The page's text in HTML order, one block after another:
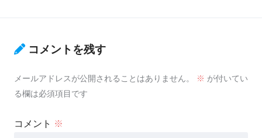
コメントを残す
メールアドレスが公開されることはありません。 ※ が付いてい
る欄は必須項目です
コメント ※